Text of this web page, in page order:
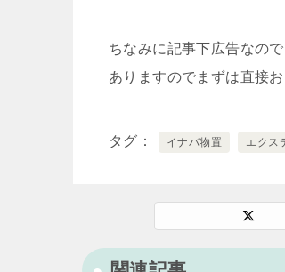
ちなみに記事下広告なの
ありますのでまずは直接
タグ イナバ物置 エクス